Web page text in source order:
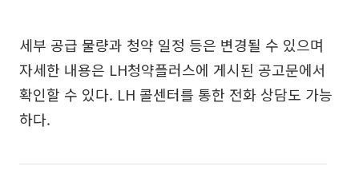
세부 공급 물량과 청약 일정 등은 변경될 수 있으며
자세한 내용은 LH청약플러스에 게시된 공고문에서
확인할 수 있다. LH 콜센터를 통한 전화 상담도 가능
하다.